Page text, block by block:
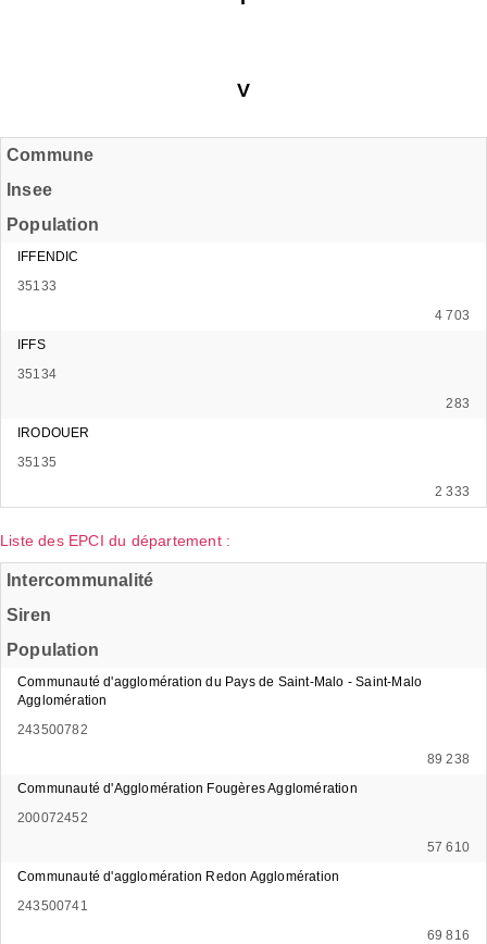
V
Commune
Insee
Population
IFFENDIC
35133
4 703
IFFS
35134
283
IRODOUER
35135
2 333
Liste des EPCI du département :
Intercommunalité
Siren
Population
Communauté d'agglomération du Pays de Saint-Malo - Saint-Malo
Agglomération
243500782
89 238
Communauté d'Agglomération Fougères Agglomération
200072452
57 610
Communauté d'agglomération Redon Agglomération
243500741
69 816